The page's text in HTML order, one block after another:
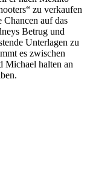
zu verkaufen
Chancen auf das
Betrug und
Unterlagen zu
es zwischen
Michael halten an